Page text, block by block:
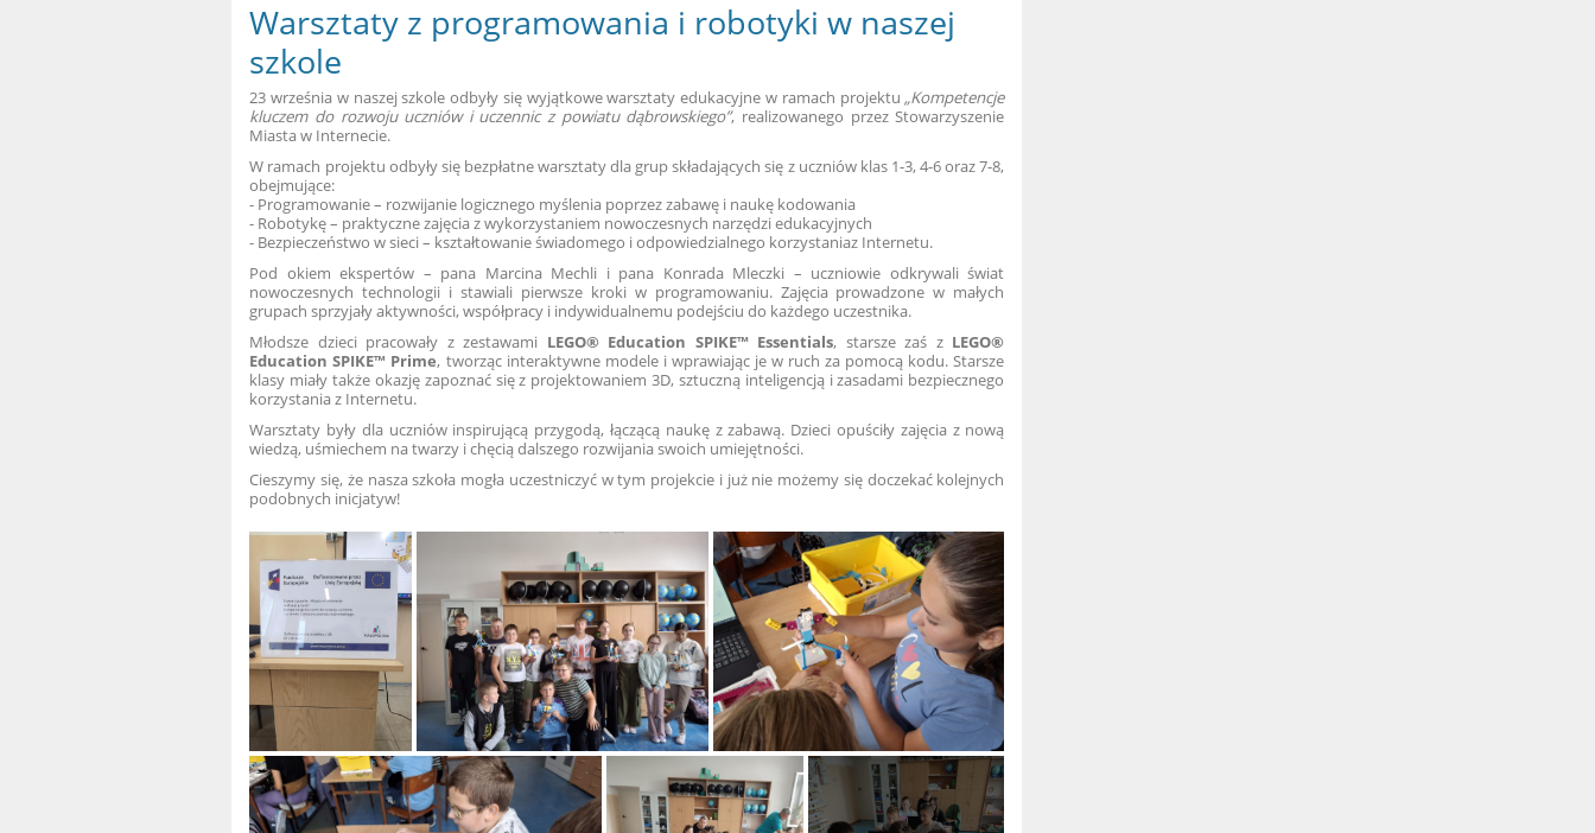
Warsztaty z programowania i robotyki w naszej
szkole
23 września w naszej szkole odbyły się wyjątkowe warsztaty edukacyjne w ramach projektu„Kompetencje
kluczem do rozwoju uczniów i uczennic z powiatu dąbrowskiego”, realizowanego przez Stowarzyszenie
Miasta w Internecie.
W ramach projektu odbyły się bezpłatne warsztaty dla grup składających się z uczniów klas 1-3, 4-6 oraz 7-8,
obejmujące:
- Programowanie – rozwijanie logicznego myślenia poprzez zabawę i naukę kodowania
- Robotykę – praktyczne zajęcia z wykorzystaniem nowoczesnych narzędzi edukacyjnych
- Bezpieczeństwo w sieci – kształtowanie świadomego i odpowiedzialnego korzystaniaz Internetu.
Pod okiem ekspertów – pana Marcina Mechli i pana Konrada Mleczki – uczniowie odkrywali świat
nowoczesnych technologii i stawiali pierwsze kroki w programowaniu. Zajęcia prowadzone w małych
grupach sprzyjały aktywności, współpracy i indywidualnemu podejściu do każdego uczestnika.
Młodsze dzieci pracowały z zestawami LEGO® Education SPIKE™ Essentials, starsze zaś z LEGO®
Education SPIKE™ Prime, tworząc interaktywne modele i wprawiając je w ruch za pomocą kodu. Starsze
klasy miały także okazję zapoznać się z projektowaniem 3D, sztuczną inteligencją i zasadami bezpiecznego
korzystania z Internetu.
Warsztaty były dla uczniów inspirującą przygodą, łączącą naukę z zabawą. Dzieci opuściły zajęcia z nową
wiedzą, uśmiechem na twarzy i chęcią dalszego rozwijania swoich umiejętności.
Cieszymy się, że nasza szkoła mogła uczestniczyć w tym projekcie i już nie możemy się doczekać kolejnych
podobnych inicjatyw!